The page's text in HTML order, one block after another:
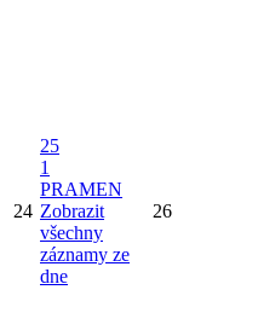
24
25
1
PRAMEN
Zobrazit
všechny
záznamy ze
dne
26